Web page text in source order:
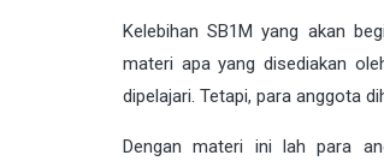
Kelebihan SB1M yang akan
materi apa yang disediakan
dipelajari. Tetapi, para anggota
Dengan materi ini lah para